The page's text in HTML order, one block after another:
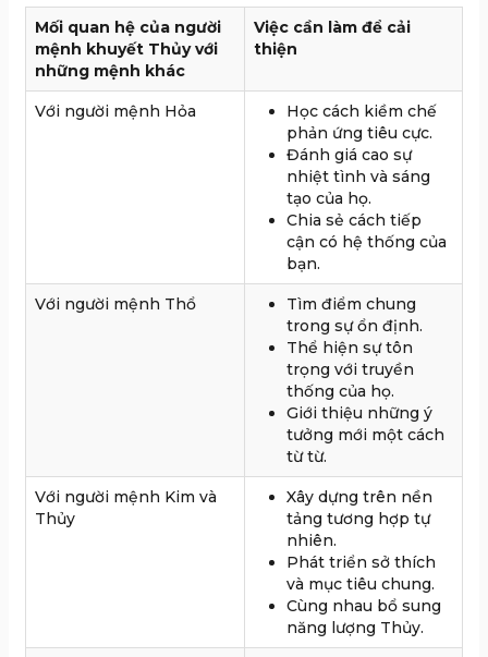
Mối quan hệ của người
mệnh khuyết Thủy với
những mệnh khác
Việc cần làm để cải
thiện
Với người mệnh Hỏa
Học cách kiềm chế
phản ứng tiêu cực.
Đánh giá cao sự
nhiệt tình và sáng
tạo của họ.
Chia sẻ cách tiếp
cận có hệ thống của
bạn.
Với người mệnh Thổ
Tìm điểm chung
trong sự ổn định.
Thể hiện sự tôn
trọng với truyền
thống của họ.
Giới thiệu những ý
tưởng mới một cách
từ từ.
Với người mệnh Kim và
Thủy
Xây dựng trên nền
tảng tương hợp tự
nhiên.
Phát triển sở thích
và mục tiêu chung.
Cùng nhau bổ sung
năng lượng Thủy.